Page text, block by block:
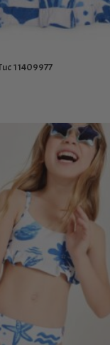
11409977